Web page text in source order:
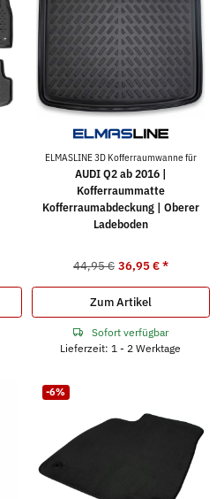
ELMASLINE 3D Kofferraumwanne für
AUDI Q2 ab 2016 |
Kofferraummatte
Kofferraumabdeckung | Oberer
Ladeboden
44,95 € 36,95 €*
Zum Artikel
Sofort verfügbar
Lieferzeit: 1 - 2 Werktage
-6%